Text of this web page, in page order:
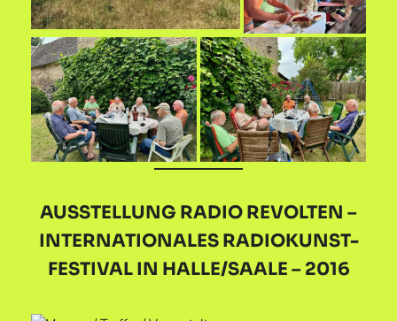
AUSSTELLUNG RADIO REVOLTEN –
INTERNATIONALES RADIOKUNST-
FESTIVAL IN HALLE/SAALE – 2016